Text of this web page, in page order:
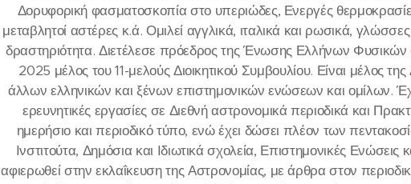
Δορυφορική φασματοσκοπία στο υπεριώδες, Ενεργές
μεταβλητοί αστέρες κ.ά. Ομιλεί αγγλικά, ιταλικά και ρωσικά,
δραστηριότητα. Διετέλεσε πρόεδρος της Ένωσης Ελλήνων
2025 μέλος του 11-μελούς Διοικητικού Συμβουλίου. Είναι
άλλων ελληνικών και ξένων επιστημονικών ενώσεων και ομίλων.
ερευνητικές εργασίες σε Διεθνή αστρονομικά περιοδικά και
ημερήσιο και περιοδικό τύπο, ενώ έχει δώσει πλέον των
Ινστιτούτα, Δημόσια και Ιδιωτικά σχολεία, Επιστημονικές Ενώσεις
αφιερωθεί στην εκλαΐκευση της Αστρονομίας, με άρθρα στον